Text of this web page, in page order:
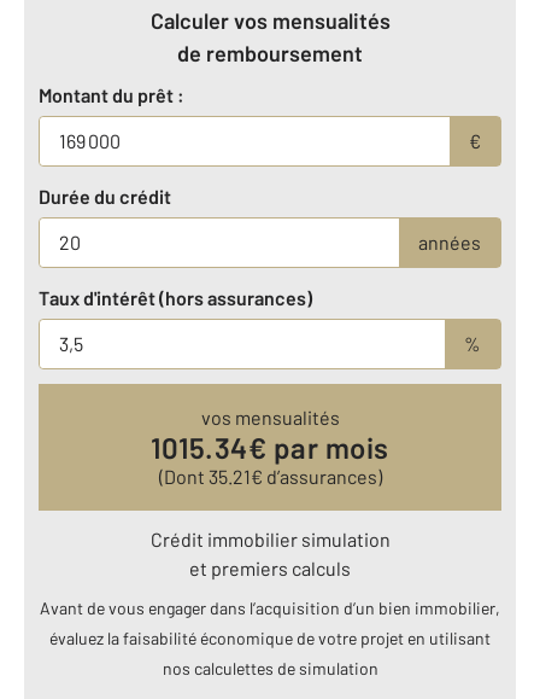
Calculer vos mensualités
de remboursement
Montant du prêt :
€
Durée du crédit
années
Taux d'intérêt (hors assurances)
%
vos mensualités
1015.34€ par mois
(Dont 35.21€ d’assurances)
Crédit immobilier simulation
et premiers calculs
Avant de vous engager dans l’acquisition d’un bien immobilier,
évaluez la faisabilité économique de votre projet en utilisant
nos calculettes de simulation